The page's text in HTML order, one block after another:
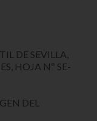
DE SEVILLA,
HOJA Nº SE-
DEL